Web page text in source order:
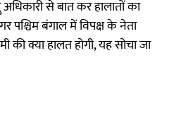
से बात कर हालातों का
पश्चिम बंगाल में विपक्ष के नेता
क्या हालत होगी, यह सोचा जा